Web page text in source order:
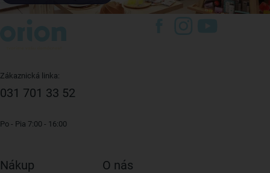
Zákaznická linka:
031 701 33 52
Po - Pia 7:00 - 16:00
Nákup O nás